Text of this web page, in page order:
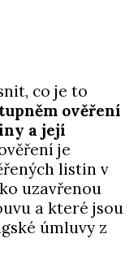
co je to
ověření
a její
je
listin v
uzavřenou
a které jsou
úmluvy z